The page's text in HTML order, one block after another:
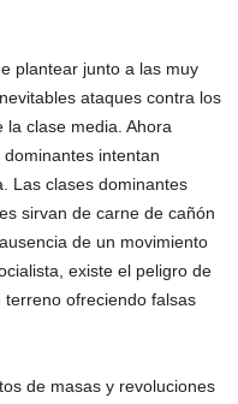
plantear junto a las muy
ataques contra los
la clase media. Ahora
intentan
Las clases dominantes
sirvan de carne de cañón
de un movimiento
existe el peligro de
ofreciendo falsas
de masas y revoluciones